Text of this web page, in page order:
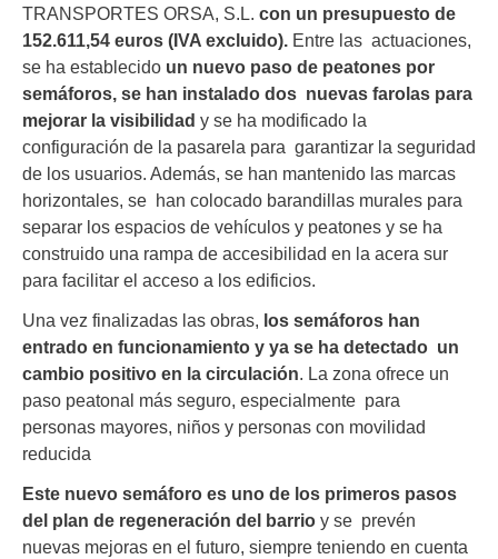
TRANSPORTES ORSA, S.L. con un presupuesto de
152.611,54 euros (IVA excluido). Entre las actuaciones,
se ha establecido un nuevo paso de peatones por
semáforos, se han instalado dos nuevas farolas para
mejorar la visibilidad y se ha modificado la
configuración de la pasarela para garantizar la seguridad
de los usuarios. Además, se han mantenido las marcas
horizontales, se han colocado barandillas murales para
separar los espacios de vehículos y peatones y se ha
construido una rampa de accesibilidad en la acera sur
para facilitar el acceso a los edificios.
Una vez finalizadas las obras, los semáforos han
entrado en funcionamiento y ya se ha detectado un
cambio positivo en la circulación. La zona ofrece un
paso peatonal más seguro, especialmente para
personas mayores, niños y personas con movilidad
reducida
Este nuevo semáforo es uno de los primeros pasos
del plan de regeneración del barrio y se prevén
nuevas mejoras en el futuro, siempre teniendo en cuenta